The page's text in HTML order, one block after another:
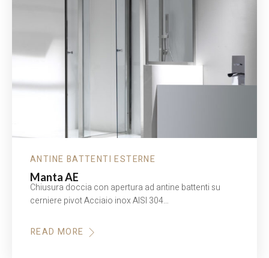
ANTINE BATTENTI ESTERNE
Manta AE
Chiusura doccia con apertura ad antine battenti su
cerniere pivot Acciaio inox AISI 304…
READ MORE